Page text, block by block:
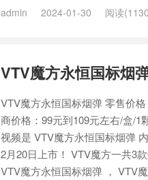
admin 2024-01-30 阅读
VTV魔方永恒国标烟
VTV魔方永恒国标烟弹 零售价
商价格：99元到109元左右/盒/1
视频是 VTV魔方永恒国标烟弹
2月20日上市！ VTV魔方一共3
VTV魔方永恒国标烟弹 ， VTV